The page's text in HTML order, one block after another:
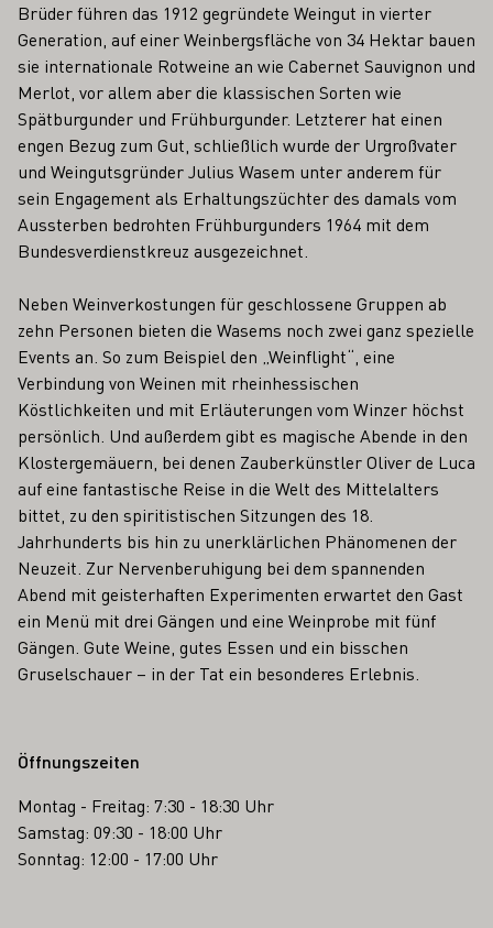
Brüder führen das 1912 gegründete Weingut in vierter
Generation, auf einer Weinbergsfläche von 34 Hektar bauen
sie internationale Rotweine an wie Cabernet Sauvignon und
Merlot, vor allem aber die klassischen Sorten wie
Spätburgunder und Frühburgunder. Letzterer hat einen
engen Bezug zum Gut, schließlich wurde der Urgroßvater
und Weingutsgründer Julius Wasem unter anderem für
sein Engagement als Erhaltungszüchter des damals vom
Aussterben bedrohten Frühburgunders 1964 mit dem
Bundesverdienstkreuz ausgezeichnet.
Neben Weinverkostungen für geschlossene Gruppen ab
zehn Personen bieten die Wasems noch zwei ganz spezielle
Events an. So zum Beispiel den „Weinflight“, eine
Verbindung von Weinen mit rheinhessischen
Köstlichkeiten und mit Erläuterungen vom Winzer höchst
persönlich. Und außerdem gibt es magische Abende in den
Klostergemäuern, bei denen Zauberkünstler Oliver de Luca
auf eine fantastische Reise in die Welt des Mittelalters
bittet, zu den spiritistischen Sitzungen des 18.
Jahrhunderts bis hin zu unerklärlichen Phänomenen der
Neuzeit. Zur Nervenberuhigung bei dem spannenden
Abend mit geisterhaften Experimenten erwartet den Gast
ein Menü mit drei Gängen und eine Weinprobe mit fünf
Gängen. Gute Weine, gutes Essen und ein bisschen
Gruselschauer – in der Tat ein besonderes Erlebnis.
Öffnungszeiten
Montag - Freitag: 7:30 - 18:30 Uhr
Samstag: 09:30 - 18:00 Uhr
Sonntag: 12:00 - 17:00 Uhr